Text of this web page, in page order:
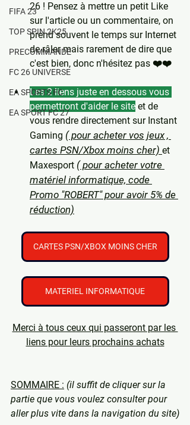
FIFA 23
TOP SPIN 2K25
PRECOMMANDE
FC 26 UNIVERSE
EA SPORTS FC
EA SPORT FC 27
26 ! Pensez à mettre un petit Like
sur l'article ou un commentaire, on
prend souvent le temps sur Internet
de râler mais rarement de dire que
c'est bien, donc n'hésitez pas ❤️❤️
Les 2 liens juste en dessous vous
permettront d'aider le site et de
vous rendre directement sur Instant
Gaming ( pour acheter vos jeux ,
cartes PSN/Xbox moins cher) et
Maxesport ( pour acheter votre
matériel informatique, code
Promo "ROBERT" pour avoir 5% de
réduction)
CARTES PSN/XBOX MOINS CHER
MATERIEL INFORMATIQUE
Merci à tous ceux qui passeront par les
liens pour leurs prochains achats
SOMMAIRE : (il suffit de cliquer sur la
partie que vous voulez consulter pour
aller plus vite dans la navigation du site)